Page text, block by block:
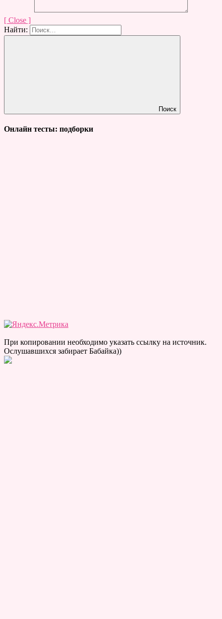
[ Close ]
Найти:
Поиск
Онлайн тесты: подборки
При копировании необходимо указать ссылку на источник.
Ослушавшихся забирает Бабайка))